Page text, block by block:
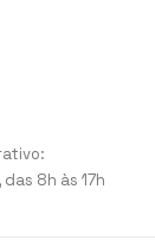
8h às 17h